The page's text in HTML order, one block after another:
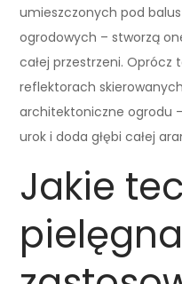
umieszczonych pod
ogrodowych – stworzą
całej przestrzeni.
reflektorach
architektoniczne ogrodu
urok i doda głębi całej
Jakie